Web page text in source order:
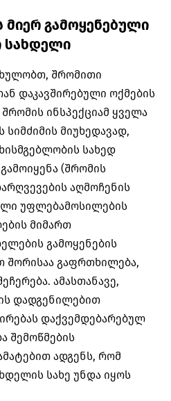
მიერ გამოყენებული
სახდელი
შრომითი
დაკავშირებული ოქმების
ინსპექციამ ყველა
სიმძიმის მიუხედავად,
სახედ
(შრომის
აღმოჩენის
უფლებამოსილების
მიმართ
გამოყენების
შორისაა გაფრთხილება,
ამასთანავე,
დადგენილებით
დაქვემდებარებულ
შემოწმების
ადგენს, რომ
სახე უნდა იყოს